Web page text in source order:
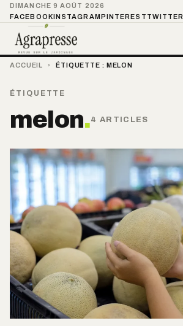
DIMANCHE 9 AOÛT 2026
FACEBOOKINSTAGRAMPINTEREST TWITTER
ACCUEIL › ÉTIQUETTE : MELON
ÉTIQUETTE
melon.4 ARTICLES